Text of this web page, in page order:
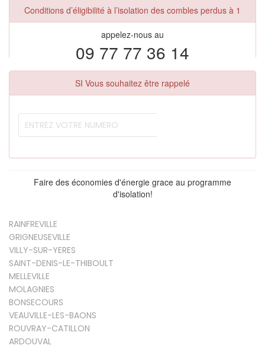
Conditions d’éligibilité à l’isolation des combles perdus à 1
appelez-nous au
09 77 77 36 14
SI Vous souhaitez être rappelé
Faire des économies d'énergie grace au programme
d'isolation!
RAINFREVILLE
GRIGNEUSEVILLE
VILLY-SUR-YERES
SAINT-DENIS-LE-THIBOULT
MELLEVILLE
MOLAGNIES
BONSECOURS
VEAUVILLE-LES-BAONS
ROUVRAY-CATILLON
ARDOUVAL